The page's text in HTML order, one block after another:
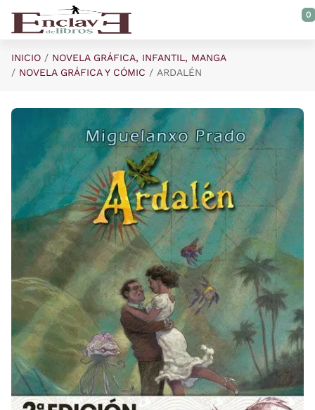
Saltar al contenido principal
0
INICIO
NOVELA GRÁFICA, INFANTIL, MANGA
NOVELA GRÁFICA Y CÓMIC
ARDALÉN